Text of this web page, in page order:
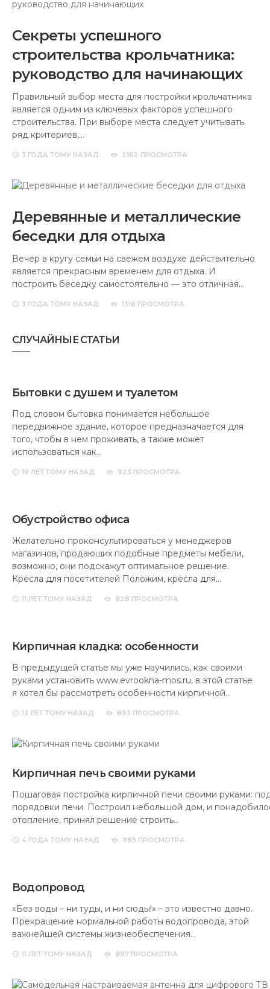
Секреты успешного
строительства крольчатника:
руководство для начинающих
Правильный выбор места для постройки крольчатника
является одним из ключевых факторов успешного
строительства. При выборе места следует учитывать
ряд критериев,…
3 ГОДА ТОМУ НАЗАД 2162 ПРОСМОТРА
Деревянные и металлические
беседки для отдыха
Вечер в кругу семьи на свежем воздухе действительно
является прекрасным временем для отдыха. И
построить беседку самостоятельно — это отличная…
3 ГОДА ТОМУ НАЗАД 1316 ПРОСМОТРА
СЛУЧАЙНЫЕ СТАТЬИ
Бытовки с душем и туалетом
Под словом бытовка понимается небольшое
передвижное здание, которое предназначается для
того, чтобы в нем проживать, а также может
использоваться как…
10 ЛЕТ ТОМУ НАЗАД 923 ПРОСМОТРА
Обустройство офиса
Желательно проконсультироваться у менеджеров
магазинов, продающих подобные предметы мебели,
возможно, они подскажут оптимальное решение.
Кресла для посетителей Положим, кресла для…
11 ЛЕТ ТОМУ НАЗАД 828 ПРОСМОТРА
Кирпичная кладка: особенности
В предыдущей статье мы уже научились, как своими
руками установить www.evrookna-mos.ru, в этой статье
я хотел бы рассмотреть особенности кирпичной…
13 ЛЕТ ТОМУ НАЗАД 893 ПРОСМОТРА
Кирпичная печь своими руками
Пошаговая постройка кирпичной печи своими руками:
порядовки печи. Построил небольшой дом, и
отопление, принял решение строить…
4 ГОДА ТОМУ НАЗАД 985 ПРОСМОТРА
Водопровод
«Без воды – ни туды, и ни сюды!» – это известно давно.
Прекращение нормальной работы водопровода, этой
важнейшей системы жизнеобеспечения…
11 ЛЕТ ТОМУ НАЗАД 897 ПРОСМОТРА